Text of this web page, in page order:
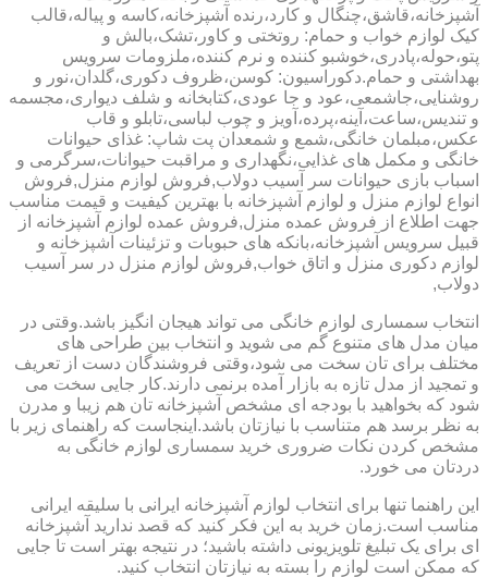
آشپزخانه،قاشق،چنگال و کارد،رنده آشپزخانه،کاسه و پیاله،قالب
کیک لوازم خواب و حمام: روتختی و کاور،تشک،بالش و
پتو،حوله،پادری،خوشبو کننده و نرم کننده،ملزومات سرویس
بهداشتی و حمام.دکوراسیون: کوسن،ظروف دکوری،گلدان،نور و
روشنایی،جاشمعی،عود و جا عودی،کتابخانه و شلف دیواری،مجسمه
و تندیس،ساعت،آینه،پرده،آویز و چوب لباسی،تابلو و قاب
عکس،مبلمان خانگی،شمع و شمعدان پت شاپ: غذای حیوانات
خانگی و مکمل های غذایی،نگهداری و مراقبت حیوانات،سرگرمی و
اسباب بازی حیوانات سر آسیب دولاب,فروش لوازم منزل,فروش
انواع لوازم منزل و لوازم آشپزخانه با بهترین کیفیت و قیمت مناسب
جهت اطلاع از فروش عمده منزل,فروش عمده لوازم آشپزخانه از
قبیل سرویس آشپزخانه،بانکه های حبوبات و تزئینات آشپزخانه و
لوازم دکوری منزل و اتاق خواب,فروش لوازم منزل در سر آسیب
دولاب,
انتخاب سمساری لوازم خانگی می تواند هیجان انگیز باشد.وقتی در
میان مدل های متنوع گم می شوید و انتخاب بین طراحی های
مختلف برای تان سخت می شود،وقتی فروشندگان دست از تعریف
و تمجید از مدل تازه به بازار آمده برنمی دارند.کار جایی سخت می
شود که بخواهید با بودجه ای مشخص آشپزخانه تان هم زیبا و مدرن
به نظر برسد هم متناسب با نیازتان باشد.اینجاست که راهنمای زیر با
مشخص کردن نکات ضروری خرید سمساری لوازم خانگی به
دردتان می خورد.
این راهنما تنها برای انتخاب لوازم آشپزخانه ایرانی با سلیقه ایرانی
مناسب است.زمان خرید به این فکر کنید که قصد ندارید آشپزخانه
ای برای یک تبلیغ تلویزیونی داشته باشید؛ در نتیجه بهتر است تا جایی
که ممکن است لوازم را بسته به نیازتان انتخاب کنید.